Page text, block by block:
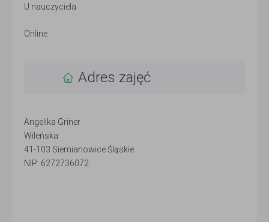
U nauczyciela
Online
Adres zajęć
Angelika Griner
Wileńska
41-103 Siemianowice Śląskie
NIP: 6272736072